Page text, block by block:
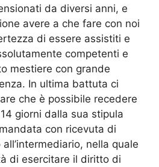
da diversi anni, e
avere a che fare con noi
di essere assistiti e
competenti e
mestiere con grande
In ultima battuta ci
che è possibile recedere
giorni dalla sua stipula
con ricevuta di
nella quale
di esercitare il diritto di